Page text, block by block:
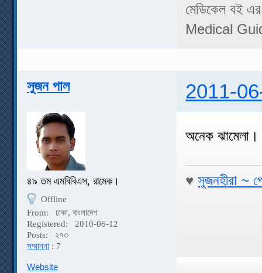
মেডিকেল বই
Medical
সুজন পাল 2011-
৪৯ তম এমবিবিএস, রামেক।
Offline
From:
ঢাকা, বাংলাদেশ
Registered:
2010-06-12
Posts:
২৭৩
সম্মাননা : 7
অনেক
♥সুজনহীরা ~
Website